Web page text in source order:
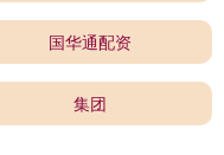
国华通配资
集团